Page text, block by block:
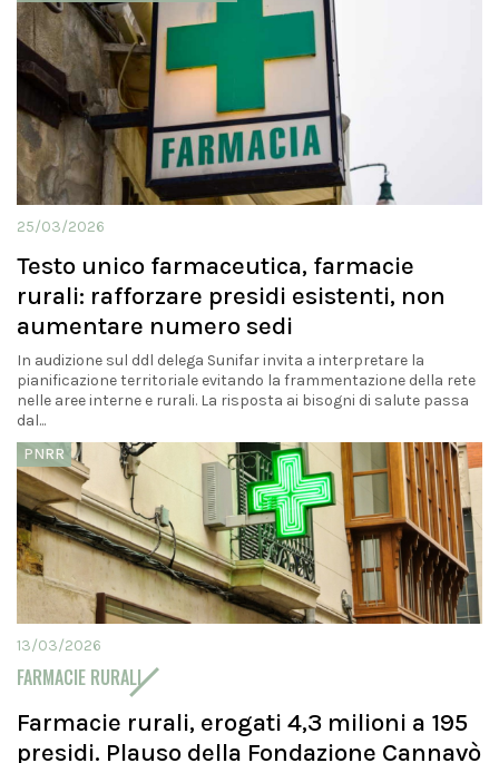
25/03/2026
Testo unico farmaceutica, farmacie
rurali: rafforzare presidi esistenti, non
aumentare numero sedi
In audizione sul ddl delega Sunifar invita a interpretare la
pianificazione territoriale evitando la frammentazione della rete
nelle aree interne e rurali. La risposta ai bisogni di salute passa
dal...
PNRR
13/03/2026
FARMACIE RURALI
Farmacie rurali, erogati 4,3 milioni a 195
presidi. Plauso della Fondazione Cannavò